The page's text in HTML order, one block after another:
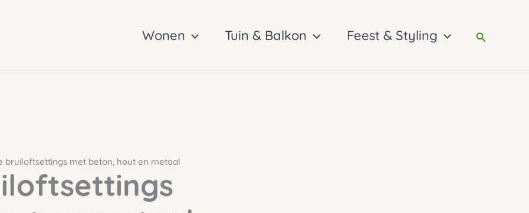
Wonen Tuin & Balkon Feest & Styling Zoeken
bruiloftsettings met beton, hout en metaal